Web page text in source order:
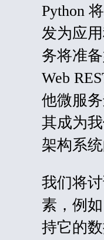
Python
发为应
务将准
Web
他微服
其成为
架构系统
我们将
素，例
持它的